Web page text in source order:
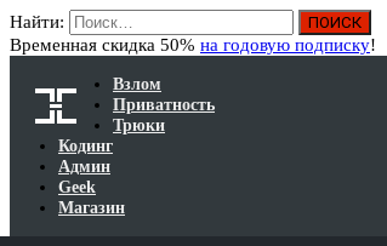
Найти:
Временная скидка 50% на годовую подписку!
Взлом
Приватность
Трюки
Кодинг
Админ
Geek
Магазин